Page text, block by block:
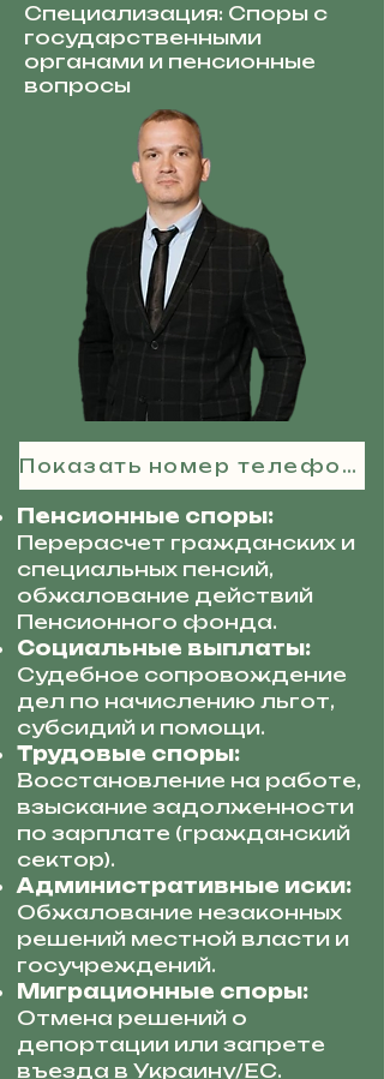
Специализация: Споры с
государственными
органами и пенсионные
вопросы
Показать номер телефона
Пенсионные споры:
Перерасчет гражданских и
специальных пенсий,
обжалование действий
Пенсионного фонда.
Социальные выплаты:
Судебное сопровождение
дел по начислению льгот,
субсидий и помощи.
Трудовые споры:
Восстановление на работе,
взыскание задолженности
по зарплате (гражданский
сектор).
Административные иски:
Обжалование незаконных
решений местной власти и
госучреждений.
Миграционные споры:
Отмена решений о
депортации или запрете
въезда в Украину/ЕС.